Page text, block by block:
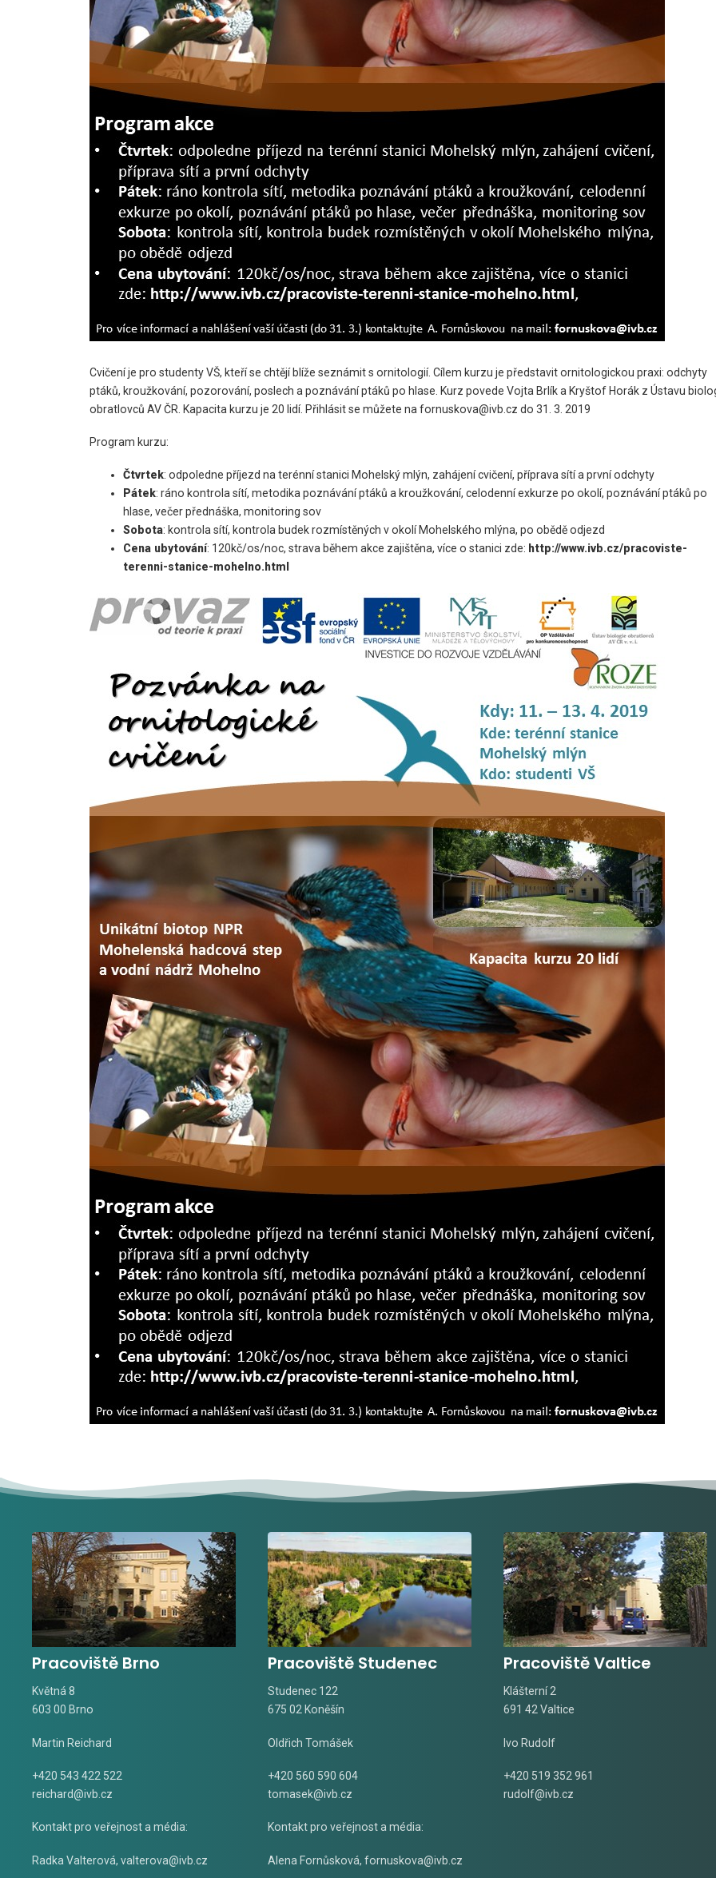
Cvičení je pro studenty VŠ, kteří se chtějí blíže seznámit s ornitologií. Cílem kurzu je představit ornitologickou praxi: odchyty
ptáků, kroužkování, pozorování, poslech a poznávání ptáků po hlase. Kurz povede Vojta Brlík a Kryštof Horák z Ústavu
obratlovců AV ČR. Kapacita kurzu je 20 lidí. Přihlásit se můžete na fornuskova@ivb.cz do 31. 3. 2019
Program kurzu:
Čtvrtek: odpoledne příjezd na terénní stanici Mohelský mlýn, zahájení cvičení, příprava sítí a první odchyty
Pátek: ráno kontrola sítí, metodika poznávání ptáků a kroužkování, celodenní exkurze po okolí, poznávání ptáků po
hlase, večer přednáška, monitoring sov
Sobota: kontrola sítí, kontrola budek rozmístěných v okolí Mohelského mlýna, po obědě odjezd
Cena ubytování: 120kč/os/noc, strava během akce zajištěna, více o stanici zde: http://www.ivb.cz/pracoviste-
terenni-stanice-mohelno.html
Pracoviště Brno
Květná 8
603 00 Brno
Martin Reichard
+420 543 422 522
reichard@ivb.cz
Kontakt pro veřejnost a média:
Radka Valterová, valterova@ivb.cz
Pracoviště Studenec
Studenec 122
675 02 Koněšín
Oldřich Tomášek
+420 560 590 604
tomasek@ivb.cz
Kontakt pro veřejnost a média:
Alena Fornůsková, fornuskova@ivb.cz
Pracoviště Valtice
Klášterní 2
691 42 Valtice
Ivo Rudolf
+420 519 352 961
rudolf@ivb.cz